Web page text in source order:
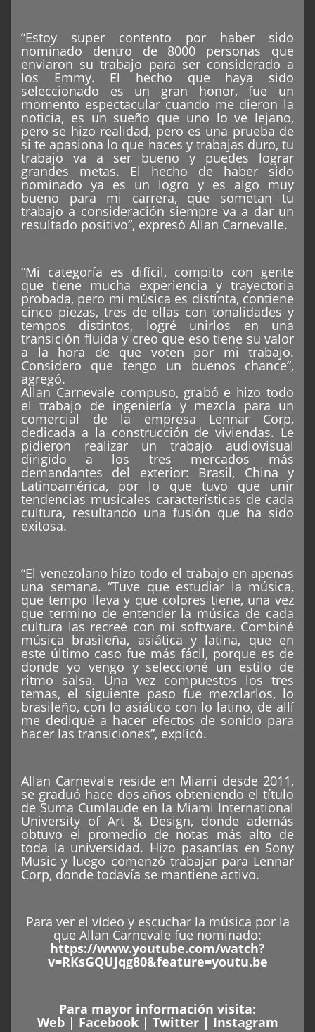
“Estoy super contento por haber sido
nominado dentro de 8000 personas que
enviaron su trabajo para ser considerado a
los Emmy. El hecho que haya sido
seleccionado es un gran honor, fue un
momento espectacular cuando me dieron la
noticia, es un sueño que uno lo ve lejano,
pero se hizo realidad, pero es una prueba de
si te apasiona lo que haces y trabajas duro, tu
trabajo va a ser bueno y puedes lograr
grandes metas. El hecho de haber sido
nominado ya es un logro y es algo muy
bueno para mi carrera, que sometan tu
trabajo a consideración siempre va a dar un
resultado positivo”, expresó Allan Carnevalle.
“Mi categoría es difícil, compito con gente
que tiene mucha experiencia y trayectoria
probada, pero mi música es distinta, contiene
cinco piezas, tres de ellas con tonalidades y
tempos distintos, logré unirlos en una
transición fluida y creo que eso tiene su valor
a la hora de que voten por mi trabajo.
Considero que tengo un buenos chance”,
agregó.
Allan Carnevale compuso, grabó e hizo todo
el trabajo de ingeniería y mezcla para un
comercial de la empresa Lennar Corp,
dedicada a la construcción de viviendas. Le
pidieron realizar un trabajo audiovisual
dirigido a los tres mercados más
demandantes del exterior: Brasil, China y
Latinoamérica, por lo que tuvo que unir
tendencias musicales características de cada
cultura, resultando una fusión que ha sido
exitosa.
“El venezolano hizo todo el trabajo en apenas
una semana. “Tuve que estudiar la música,
que tempo lleva y que colores tiene, una vez
que termino de entender la música de cada
cultura las recreé con mi software. Combiné
música brasileña, asiática y latina, que en
este último caso fue más fácil, porque es de
donde yo vengo y seleccioné un estilo de
ritmo salsa. Una vez compuestos los tres
temas, el siguiente paso fue mezclarlos, lo
brasileño, con lo asiático con lo latino, de allí
me dediqué a hacer efectos de sonido para
hacer las transiciones”, explicó.
Allan Carnevale reside en Miami desde 2011,
se graduó hace dos años obteniendo el título
de Suma Cumlaude en la Miami International
University of Art & Design, donde además
obtuvo el promedio de notas más alto de
toda la universidad. Hizo pasantías en Sony
Music y luego comenzó trabajar para Lennar
Corp, donde todavía se mantiene activo.
Para ver el vídeo y escuchar la música por la
que Allan Carnevale fue nominado:
https://www.youtube.com/watch?
v=RKsGQUJqg80&feature=youtu.be
Para mayor información visita:
Web| Facebook| Twitter| Instagram